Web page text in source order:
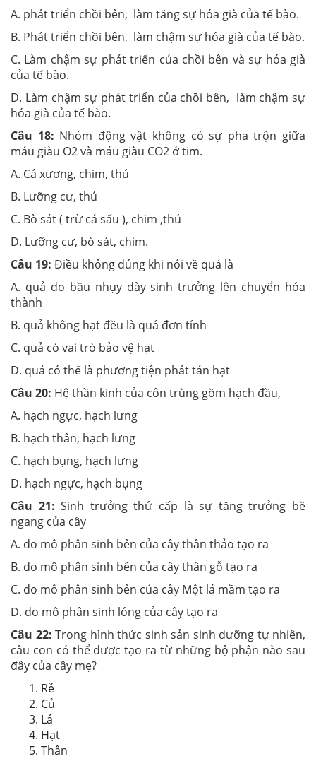
A. phát triển chồi bên, làm tăng sự hóa già của tế bào.
B. Phát triển chồi bên, làm chậm sự hóa già của tế bào.
C. Làm chậm sự phát triển của chồi bên và sự hóa già
của tế bào.
D. Làm chậm sự phát triển của chồi bên, làm chậm sự
hóa già của tế bào.
Câu 18: Nhóm động vật không có sự pha trộn giữa
máu giàu O2 và máu giàu CO2 ở tim.
A. Cá xương, chim, thú
B. Lưỡng cư, thú
C. Bò sát ( trừ cá sấu ), chim ,thú
D. Lưỡng cư, bò sát, chim.
Câu 19: Điều không đúng khi nói về quả là
A. quả do bầu nhụy dày sinh trưởng lên chuyển hóa
thành
B. quả không hạt đều là quá đơn tính
C. quả có vai trò bảo vệ hạt
D. quả có thể là phương tiện phát tán hạt
Câu 20: Hệ thần kinh của côn trùng gồm hạch đầu,
A. hạch ngực, hạch lưng
B. hạch thân, hạch lưng
C. hạch bụng, hạch lưng
D. hạch ngực, hạch bụng
Câu 21:Sinh trưởng thứ cấp là sự tăng trưởng bề
ngang của cây
A. do mô phân sinh bên của cây thân thảo tạo ra
B. do mô phân sinh bên của cây thân gỗ tạo ra
C. do mô phân sinh bên của cây Một lá mầm tạo ra
D. do mô phân sinh lóng của cây tạo ra
Câu 22: Trong hình thức sinh sản sinh dưỡng tự nhiên,
câu con có thể được tạo ra từ những bộ phận nào sau
đây của cây mẹ?
Rễ
Củ
Lá
Hạt
Thân